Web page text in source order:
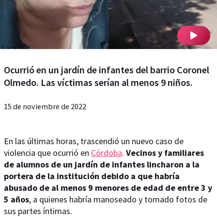
Ocurrió en un jardín de infantes del barrio Coronel
Olmedo. Las víctimas serían al menos 9 niños.
15 de noviembre de 2022
En las últimas horas, trascendió un nuevo caso de
violencia que ocurrió en Córdoba. Vecinos y familiares
de alumnos de un jardín de infantes lincharon a la
portera de la institución debido a que habría
abusado de al menos 9 menores de edad de entre 3 y
5 años, a quienes habría manoseado y tomado fotos de
sus partes íntimas.